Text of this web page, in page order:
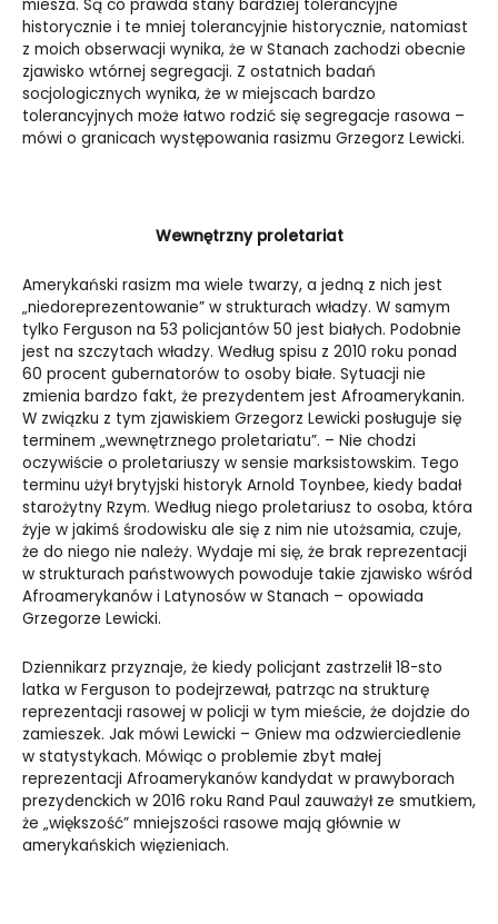
miesza. Są co prawda stany bardziej tolerancyjne
historycznie i te mniej tolerancyjnie historycznie, natomiast
z moich obserwacji wynika, że w Stanach zachodzi obecnie
zjawisko wtórnej segregacji. Z ostatnich badań
socjologicznych wynika, że w miejscach bardzo
tolerancyjnych może łatwo rodzić się segregacje rasowa –
mówi o granicach występowania rasizmu Grzegorz Lewicki.
Wewnętrzny proletariat
Amerykański rasizm ma wiele twarzy, a jedną z nich jest
„niedoreprezentowanie” w strukturach władzy. W samym
tylko Ferguson na 53 policjantów 50 jest białych. Podobnie
jest na szczytach władzy. Według spisu z 2010 roku ponad
60 procent gubernatorów to osoby białe. Sytuacji nie
zmienia bardzo fakt, że prezydentem jest Afroamerykanin.
W związku z tym zjawiskiem Grzegorz Lewicki posługuje się
terminem „wewnętrznego proletariatu”. – Nie chodzi
oczywiście o proletariuszy w sensie marksistowskim. Tego
terminu użył brytyjski historyk Arnold Toynbee, kiedy badał
starożytny Rzym. Według niego proletariusz to osoba, która
żyje w jakimś środowisku ale się z nim nie utożsamia, czuje,
że do niego nie należy. Wydaje mi się, że brak reprezentacji
w strukturach państwowych powoduje takie zjawisko wśród
Afroamerykanów i Latynosów w Stanach – opowiada
Grzegorze Lewicki.
Dziennikarz przyznaje, że kiedy policjant zastrzelił 18-sto
latka w Ferguson to podejrzewał, patrząc na strukturę
reprezentacji rasowej w policji w tym mieście, że dojdzie do
zamieszek. Jak mówi Lewicki – Gniew ma odzwierciedlenie
w statystykach. Mówiąc o problemie zbyt małej
reprezentacji Afroamerykanów kandydat w prawyborach
prezydenckich w 2016 roku Rand Paul zauważył ze smutkiem,
że „większość” mniejszości rasowe mają głównie w
amerykańskich więzieniach.